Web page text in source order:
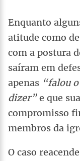
Enquanto
atitude como
com a postura
saíram em
apenas “falou
dizer”e que
compromisso
membros da
O caso